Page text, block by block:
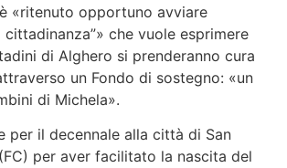
«ritenuto opportuno avviare
cittadinanza”» che vuole esprimere
di Alghero si prenderanno cura
un Fondo di sostegno: «un
di Michela».
per il decennale alla città di San
per aver facilitato la nascita del